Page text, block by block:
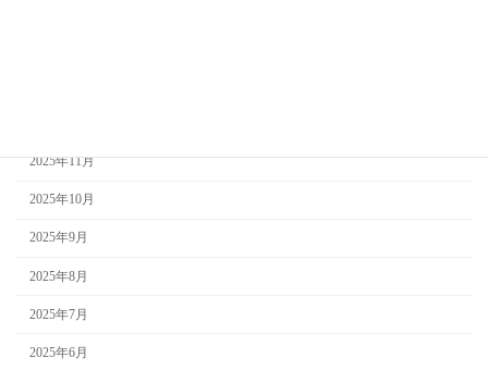
2025年11月
2025年10月
2025年9月
2025年8月
2025年7月
2025年6月